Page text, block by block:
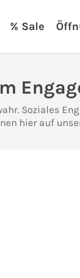
% Sale
Soziales
hier auf